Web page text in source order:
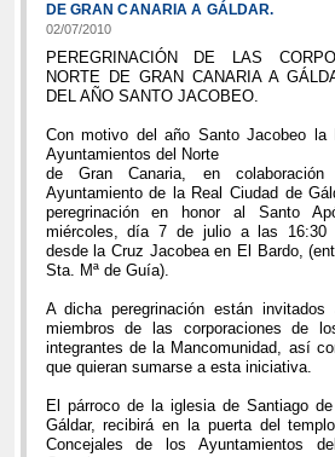
DE GRAN CANARIA A GÁLDAR.
02/07/2010
PEREGRINACIÓN DE LAS
NORTE DE GRAN CANARIA A
DEL AÑO SANTO JACOBEO.
Con motivo del año Santo Jacobeo la
Ayuntamientos del Norte
de Gran Canaria, en
Ayuntamiento de la Real Ciudad de
peregrinación en honor al Santo
miércoles, día 7 de julio a las 16:30
desde la Cruz Jacobea en El Bardo,
Sta. Mª de Guía).
A dicha peregrinación están invitados
miembros de las corporaciones de
integrantes de la Mancomunidad, así
que quieran sumarse a esta iniciativa.
El párroco de la iglesia de Santiago
Gáldar, recibirá en la puerta del
Concejales de los Ayuntamientos